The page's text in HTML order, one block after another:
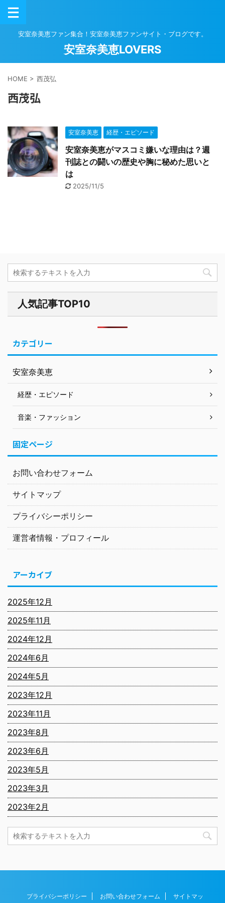
安室奈美恵ファン集合！安室奈美恵ファンサイト・ブログです。
安室奈美恵LOVERS
HOME > 西茂弘
西茂弘
安室奈美恵 経歴・エピソード
安室奈美恵がマスコミ嫌いな理由は？週
刊誌との闘いの歴史や胸に秘めた思いと
は
2025/11/5
人気記事TOP10
カテゴリー
安室奈美恵
経歴・エピソード
音楽・ファッション
固定ページ
お問い合わせフォーム
サイトマップ
プライバシーポリシー
運営者情報・プロフィール
アーカイブ
2025年12月
2025年11月
2024年12月
2024年6月
2024年5月
2023年12月
2023年11月
2023年8月
2023年6月
2023年5月
2023年3月
2023年2月
プライバシーポリシー お問い合わせフォーム サイトマッ